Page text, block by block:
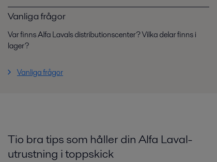
Vanliga frågor
Var finns Alfa Lavals distributionscenter? Vilka delar finns i
lager?
Vanliga frågor
Tio bra tips som håller din Alfa Laval-
utrustning i toppskick